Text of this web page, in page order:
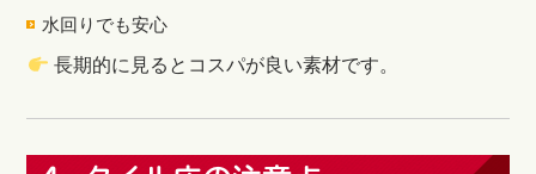
水回りでも安心
長期的に見るとコスパが良い素材です。